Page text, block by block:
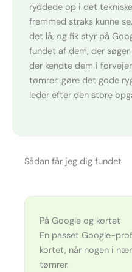
ryddede op i det
fremmed straks kunne
det lå, og fik styr på
fundet af dem, der
der kendte dem i
tømrer: gøre det gode
leder efter den store
Sådan får jeg dig fundet
På Google og kortet
En passet Google-
kortet, når nogen i
tømrer.